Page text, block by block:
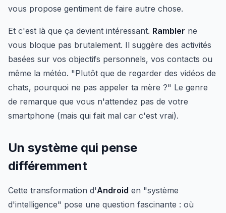
vous propose gentiment de faire autre chose.
Et c'est là que ça devient intéressant. Rambler ne
vous bloque pas brutalement. Il suggère des activités
basées sur vos objectifs personnels, vos contacts ou
même la météo. "Plutôt que de regarder des vidéos de
chats, pourquoi ne pas appeler ta mère ?" Le genre
de remarque que vous n'attendez pas de votre
smartphone (mais qui fait mal car c'est vrai).
Un système qui pense
différemment
Cette transformation d'Android en "système
d'intelligence" pose une question fascinante : où